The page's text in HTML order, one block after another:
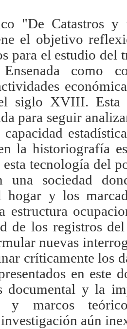
"De Catastros y
el objetivo
para el estudio del
como
siglo XVIII. Esta
para seguir
la historiografía
tecnología del
una sociedad
hogar y los
estructura
de los registros
nuevas
críticamente los
en este
documental y la
y marcos
aún